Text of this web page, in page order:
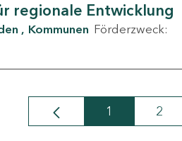
regionale Entwicklung
Kommunen Förderzweck:
Seite
1 Seite
2